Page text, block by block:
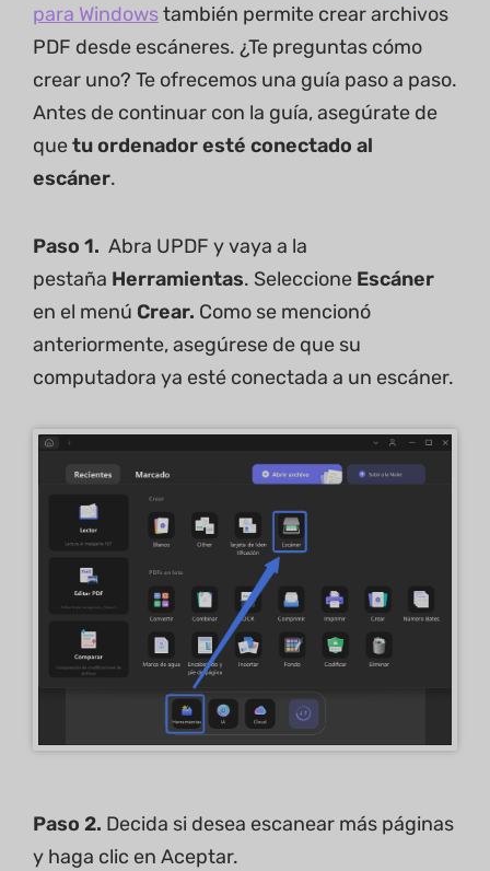
para Windowstambién permite crear archivos
PDF desde escáneres. ¿Te preguntas cómo
crear uno? Te ofrecemos una guía paso a paso.
Antes de continuar con la guía, asegúrate de
quetu ordenador esté conectado al
escáner.
Paso 1. Abra UPDF y vaya a la
pestaña Herramientas. Seleccione Escáner
en el menú Crear. Como se mencionó
anteriormente, asegúrese de que su
computadora ya esté conectada a un escáner.
Paso 2. Decida si desea escanear más páginas
y haga clic en Aceptar.